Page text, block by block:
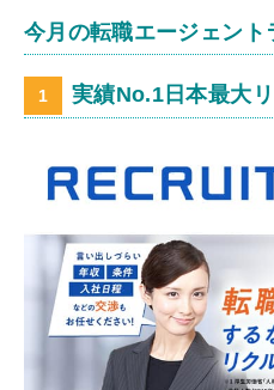
今月の転職エージェント
実績No.1日本最大